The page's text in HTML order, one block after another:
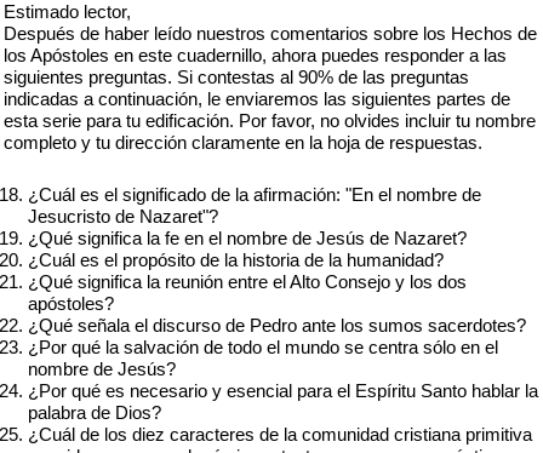
Estimado lector,
Después de haber leído nuestros comentarios sobre los Hechos de
los Apóstoles en este cuadernillo, ahora puedes responder a las
siguientes preguntas. Si contestas al 90% de las preguntas
indicadas a continuación, le enviaremos las siguientes partes de
esta serie para tu edificación. Por favor, no olvides incluir tu nombre
completo y tu dirección claramente en la hoja de respuestas.
¿Cuál es el significado de la afirmación: "En el nombre de
Jesucristo de Nazaret"?
¿Qué significa la fe en el nombre de Jesús de Nazaret?
¿Cuál es el propósito de la historia de la humanidad?
¿Qué significa la reunión entre el Alto Consejo y los dos
apóstoles?
¿Qué señala el discurso de Pedro ante los sumos sacerdotes?
¿Por qué la salvación de todo el mundo se centra sólo en el
nombre de Jesús?
¿Por qué es necesario y esencial para el Espíritu Santo hablar la
palabra de Dios?
¿Cuál de los diez caracteres de la comunidad cristiana primitiva